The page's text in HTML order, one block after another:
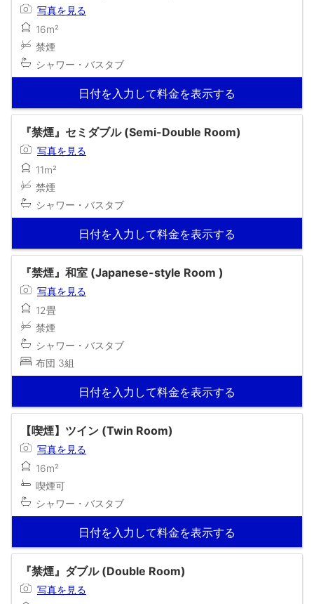
写真を見る
16m²
禁煙
シャワー・バスタブ
日付を入力して料金を表示する
『禁煙』セミダブル (Semi-Double Room)
写真を見る
11m²
禁煙
シャワー・バスタブ
日付を入力して料金を表示する
『禁煙』和室 (Japanese-style Room )
写真を見る
12畳
禁煙
シャワー・バスタブ
布団 3組
日付を入力して料金を表示する
【喫煙】ツイン (Twin Room)
写真を見る
16m²
喫煙可
シャワー・バスタブ
日付を入力して料金を表示する
『禁煙』ダブル (Double Room)
写真を見る